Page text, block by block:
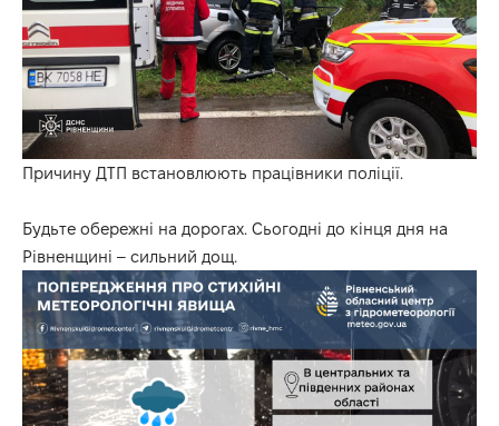
Причину ДТП встановлюють працівники поліції.
Будьте обережні на дорогах. Сьогодні до кінця дня на
Рівненщині – сильний дощ.